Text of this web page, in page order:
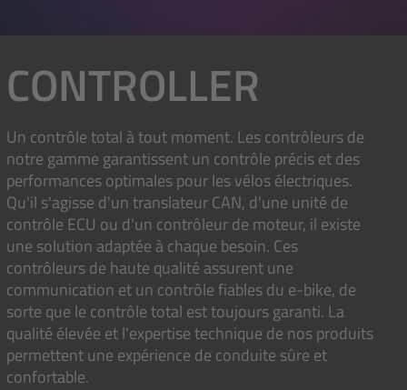
CONTROLLER
Un contrôle total à tout moment. Les contrôleurs de
notre gamme garantissent un contrôle précis et des
performances optimales pour les vélos électriques.
Qu'il s'agisse d'un translateur CAN, d'une unité de
contrôle ECU ou d'un contrôleur de moteur, il existe
une solution adaptée à chaque besoin. Ces
contrôleurs de haute qualité assurent une
communication et un contrôle fiables du e-bike, de
sorte que le contrôle total est toujours garanti. La
qualité élevée et l'expertise technique de nos produits
permettent une expérience de conduite sûre et
confortable.